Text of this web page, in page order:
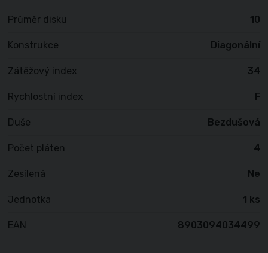
Průměr disku 10
Konstrukce Diagonální
Zátěžový index 34
Rychlostní index F
Duše Bezdušová
Počet pláten 4
Zesílená Ne
Jednotka 1 ks
EAN 8903094034499